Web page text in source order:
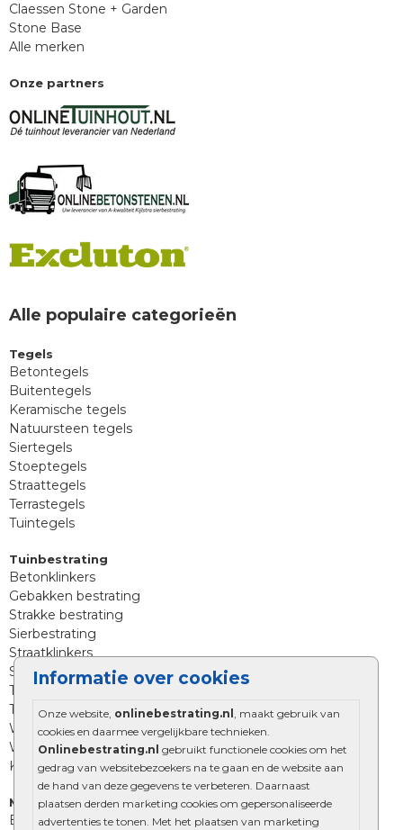
Informatie over cookies
Onze website, onlinebestrating.nl , maakt gebruik van
cookies en daarmee vergelijkbare technieken.
Onlinebestrating.nl gebruikt functionele cookies om het
gedrag van websitebezoekers na te gaan en de website aan
de hand van deze gegevens te verbeteren. Daarnaast
plaatsen derden marketing cookies om gepersonaliseerde
advertenties te tonen. Met het plaatsen van marketing
Claessen Stone + Garden
Stone Base
Alle merken
Onze partners
Alle populaire categorieën
Tegels
Betontegels
Buitentegels
Keramische tegels
Natuursteen tegels
Siertegels
Stoeptegels
Straattegels
Terrastegels
Tuintegels
Tuinbestrating
Betonklinkers
Gebakken bestrating
Strakke bestrating
Sierbestrating
Straatklinkers
Straatstenen
Trommelstenen
Tuinstenen
Waalformaat
Wildverband bestrating
Kingstones
Muurelementen
Betonbielzen